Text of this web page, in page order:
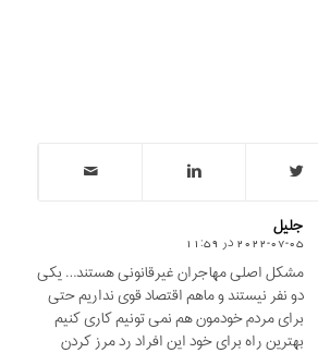
جلیل
says:
2022-07-05 در 11:59
مشکل اصلی مهاجران غیرقانونی هستند… یکی
دو نفر نیستند و ماهم اقتصاد قوی نداریم حتی
برای مردم خودمون هم نمی تونیم کاری کنیم
بهترین راه برای خود این افراد رد مرز کردن